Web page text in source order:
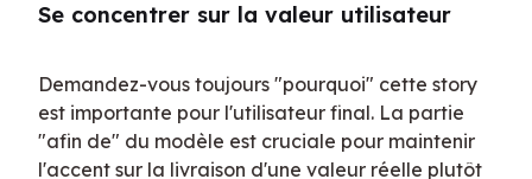
Se concentrer sur la valeur utilisateur
Demandez-vous toujours "pourquoi" cette story
est importante pour l'utilisateur final. La partie
"afin de" du modèle est cruciale pour maintenir
l'accent sur la livraison d'une valeur réelle plutôt